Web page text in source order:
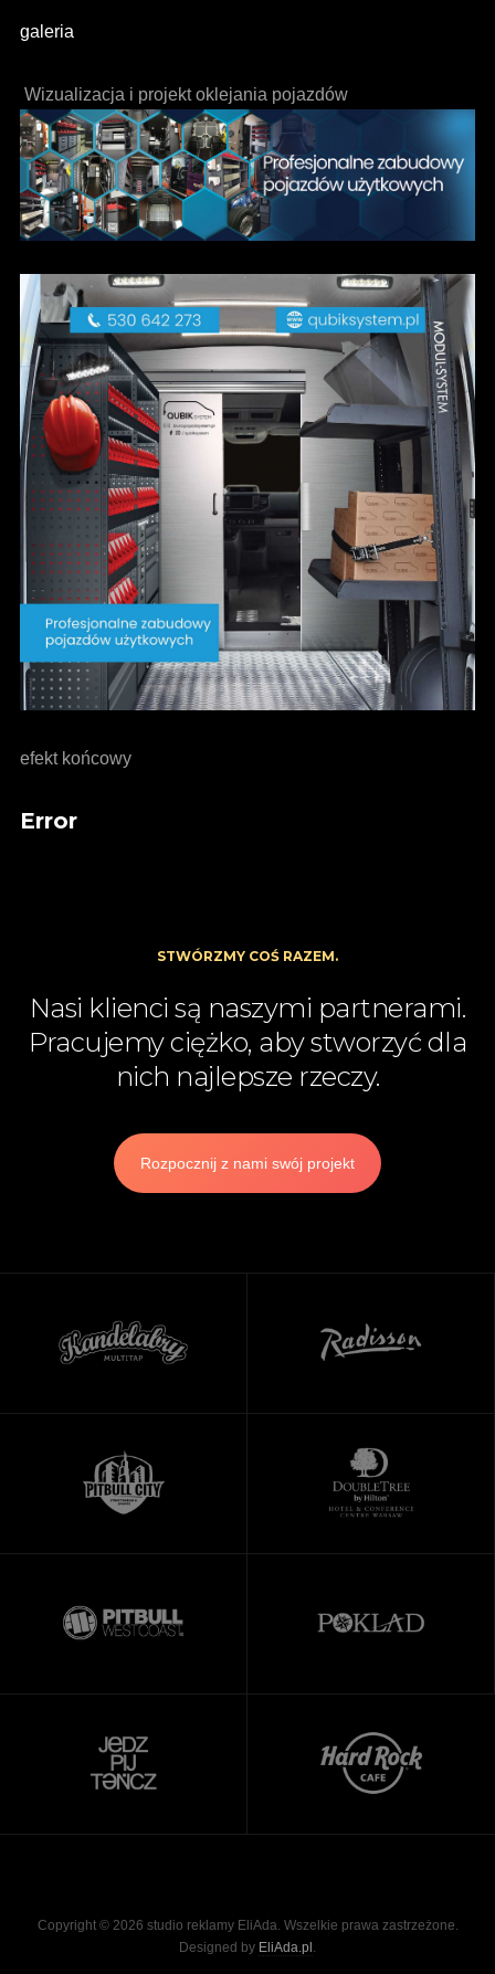
galeria
Wizualizacja i projekt oklejania pojazdów
efekt końcowy
Error
STWÓRZMY COŚ RAZEM.
Nasi klienci są naszymi partnerami.
Pracujemy ciężko, aby stworzyć dla
nich najlepsze rzeczy.
Rozpocznij z nami swój projekt
Copyright © 2026 studio reklamy EliAda. Wszelkie prawa zastrzeżone.
Designed by EliAda.pl